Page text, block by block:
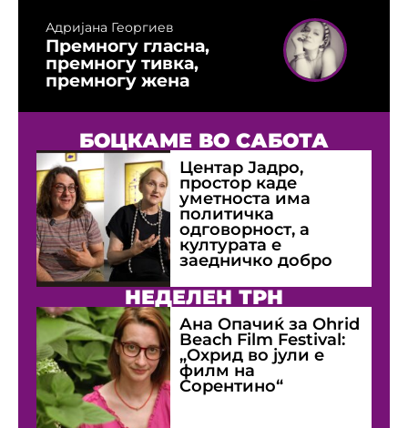
Адријана Георгиев
Премногу гласна,
премногу тивка,
премногу жена
БОЦКАМЕ ВО САБОТА
Центар Јадро,
простор каде
уметноста има
политичка
одговорност, а
културата е
заедничко добро
НЕДЕЛЕН ТРН
Ана Опачиќ за Оhrid
Beach Film Festival:
„Охрид во јули е
филм на
Сорентино“